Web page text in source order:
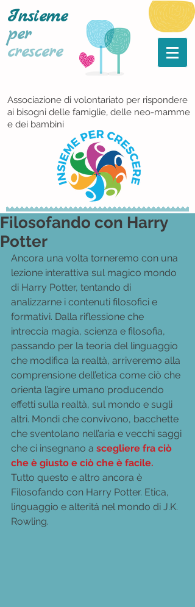
Insieme
per
crescere
Associazione di volontariato per rispondere
ai bisogni delle famiglie, delle neo-mamme
e dei bambini
Filosofando con Harry
Potter
Ancora una volta torneremo con una
lezione interattiva sul magico mondo
di Harry Potter, tentando di
analizzarne i contenuti filosofici e
formativi. Dalla riflessione che
intreccia magia, scienza e filosofia,
passando per la teoria del linguaggio
che modifica la realtà, arriveremo alla
comprensione dell’etica come ciò che
orienta l’agire umano producendo
effetti sulla realtà, sul mondo e sugli
altri. Mondi che convivono, bacchette
che sventolano nell’aria e vecchi saggi
che ci insegnano a scegliere fra ciò
che è giusto e ciò che è facile.
Tutto questo e altro ancora è
Filosofando con Harry Potter. Etica,
linguaggio e alteritá nel mondo di J.K.
Rowling.